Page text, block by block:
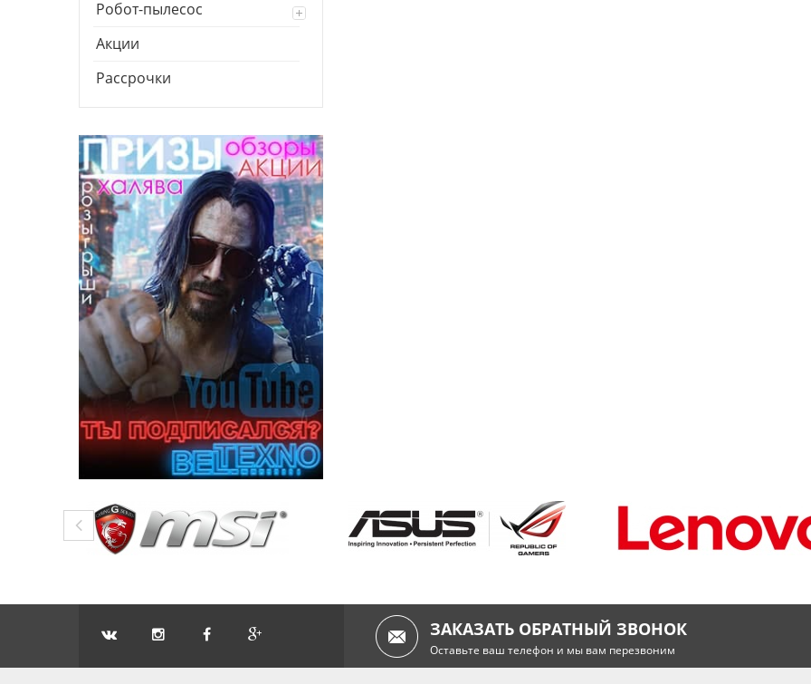
Робот-пылесос
Акции
Рассрочки
ЗАКАЗАТЬ ОБРАТНЫЙ ЗВОНОК
Оставьте ваш телефон и мы вам перезвоним